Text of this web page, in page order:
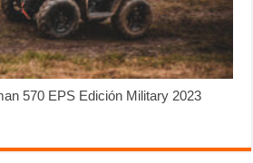
570 EPS Edición Military 2023